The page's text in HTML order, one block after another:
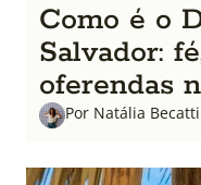
Como é o
Salvador:
oferendas
Por Natália